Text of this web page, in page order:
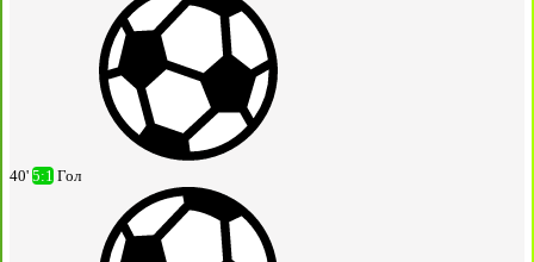
40' 5:1 Гол